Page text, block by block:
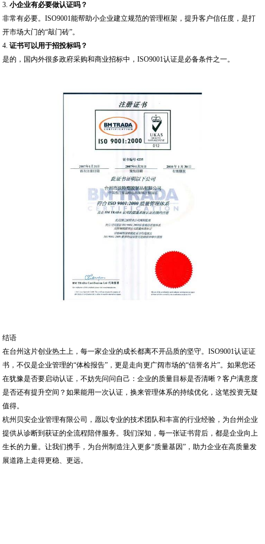
3.小企业有必要做认证吗？
非常有必要。ISO9001能帮助小企业建立规范的管理框架，提升客户信任度，是打
开市场大门的“敲门砖”。
4.证书可以用于招投标吗？
是的，国内外很多政府采购和商业招标中，ISO9001认证是必备条件之一。
结语
在台州这片创业热土上，每一家企业的成长都离不开品质的坚守。ISO9001认证证
书，不仅是企业管理的“体检报告”，更是走向更广阔市场的“信誉名片”。如果您还
在犹豫是否要启动认证，不妨先问问自己：企业的质量目标是否清晰？客户满意度
是否还有提升空间？如果能用一次认证，换来管理体系的持续优化，这笔投资无疑
值得。
杭州贝安企业管理有限公司，愿以专业的技术团队和丰富的行业经验，为台州企业
提供从诊断到获证的全流程陪伴服务。我们深知，每一张证书背后，都是企业向上
生长的力量。让我们携手，为台州制造注入更多“质量基因”，助力企业在高质量发
展道路上走得更稳、更远。